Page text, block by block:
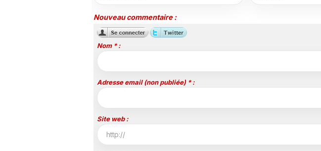
Nouveau commentaire :
Nom * :
Adresse email (non publiée) * :
Site web :